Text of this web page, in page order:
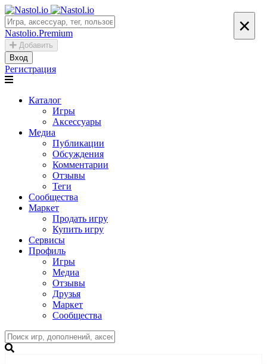
Nastolio.Premium
Добавить
Вход
Регистрация
Каталог
Игры
Аксессуары
Медиа
Публикации
Обсуждения
Комментарии
Отзывы
Теги
Сообщества
Маркет
Продать игру
Купить игру
Сервисы
Профиль
Игры
Медиа
Отзывы
Друзья
Маркет
Сообщества
×